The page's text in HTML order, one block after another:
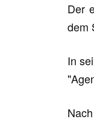
Der
dem
In